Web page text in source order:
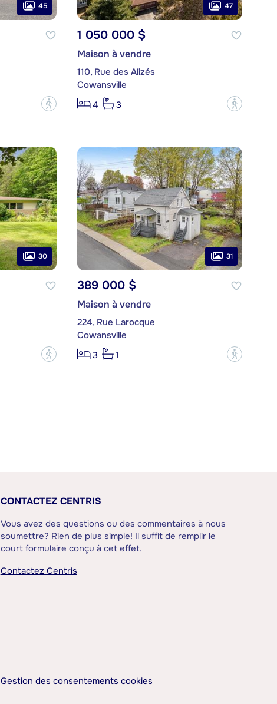
45
?
47
1 050 000 $
Maison à vendre
110, Rue des Alizés
Cowansville
4
3 ?
30
?
31
389 000 $
Maison à vendre
224, Rue Larocque
Cowansville
3
1 ?
CONTACTEZ CENTRIS
Vous avez des questions ou des commentaires à nous
soumettre? Rien de plus simple! Il suffit de remplir le
court formulaire conçu à cet effet.
Contactez Centris
Gestion des consentements cookies